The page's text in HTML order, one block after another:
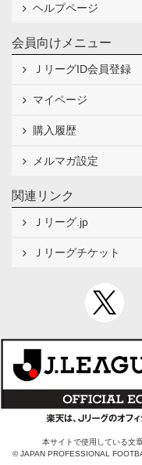
ヘルプページ
会員向けメニュー
ＪリーグID会員登録
マイページ
購入履歴
メルマガ設定
関連リンク
Ｊリーグ.jp
Ｊリーグチケット
本サイトで使用している文
© JAPAN PROFESSIONAL